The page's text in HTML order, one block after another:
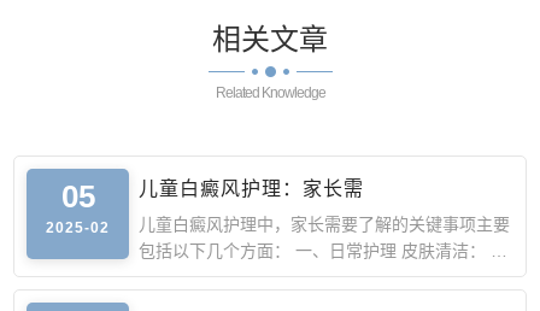
相关文章
Related Knowledge
05
2025-02
儿童白癜风护理：家长需
儿童白癜风护理中，家长需要了解的关键事项主要
包括以下几个方面： 一、日常护理 皮肤清洁： 每
天为孩子洗澡，